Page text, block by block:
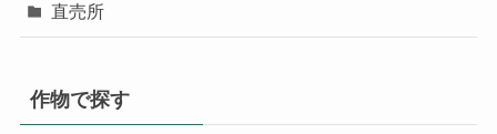
直売所
作物で探す